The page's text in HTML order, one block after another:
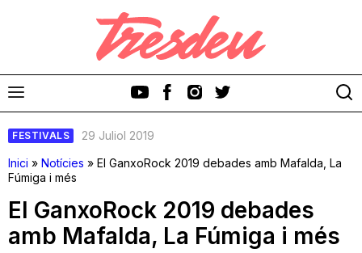
Discos
FESTIVALS
29 Juliol 2019
Inici » Notícies » El GanxoRock 2019 debades amb Mafalda, La
Fúmiga i més
El GanxoRock 2019 debades
amb Mafalda, La Fúmiga i més